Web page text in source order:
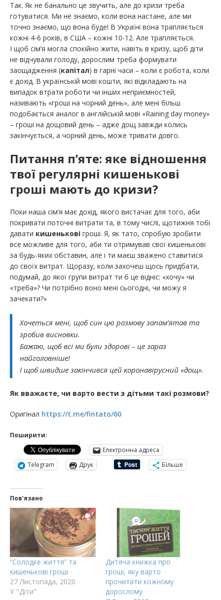
Так. Як не банально це звучить, але до кризи треба
готуватися. Ми не знаємо, коли вона настане, але ми
точно знаємо, що вона буде! В Україні вона трапляється
кожні 4-6 років, в США – кожні 10-12. Але трапляється.
І щоб сім’я могла спокійно жити, навіть в кризу, щоб діти
не відчували голоду, дорослим треба формувати
заощадження (капітал) в гарні часи – коли є робота, коли
є дохід. В українській мові кошти, які відкладають на
випадок втрати роботи чи інших неприємностей,
називають «гроші на чорний день», але мені більш
подобається аналог в англійській мові «Raining day money»
– гроші на дощовий день – адже дощ завжди колись
закінчується, а чорний день, може тривати довго.
Питання п’яте: яке відношення
твої регулярні кишенькові
гроші мають до кризи?
Поки наша сім’я має дохід, якого вистачає для того, аби
покривати поточні витрати та, в тому числі, щотижня тобі
давати кишенькові гроші. Я, як тато, спробую зробити
все можливе для того, аби ти отримував свої кишенькові
за будь-яких обставин, але і ти маєш зважено ставитися
до своїх витрат. Щоразу, коли захочеш щось придбати,
подумай, до якої групи витрат ти б це відніс: «хочу» чи
«треба»? Чи потрібно воно мені сьогодні, чи можу я
зачекати?»
Хочеться мені, щоб син цю розмову запам’ятав та
зробив висновки.
Бажаю, щоб всі ми були здорові – це зараз
найголовніше!
І щоб швидше закінчився цей коронавірусний «дощ».
Як вважаєте, чи варто вести з дітьми такі розмови?
Оригінал https://t.me/fintato/60
Поширити:
Електронна адреса
Telegram
Друк Більше
Пов’язано
“Солодке життя” та
кишенькові гроші
27 Листопада, 2020
У "Діти"
Дитяча книжка про
гроші, яку варто
прочитати кожному
дорослому